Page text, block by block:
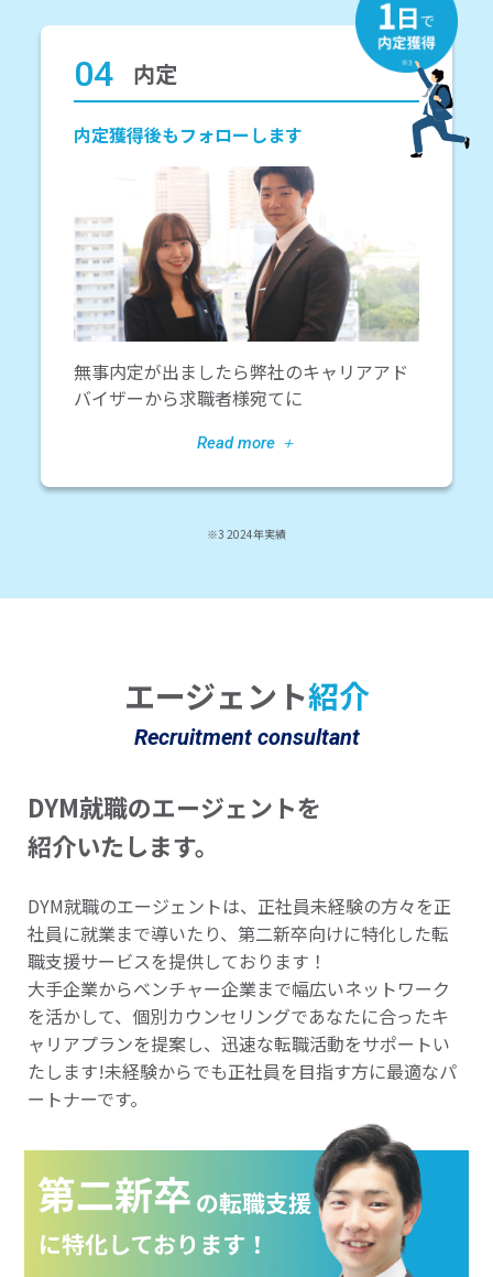
04 内定
内定獲得後もフォローします
無事内定が出ましたら弊社のキャリアアド
バイザーから求職者様宛てに
※3 2024年実績
エージェント紹介
Recruitment consultant
DYM就職のエージェントを
紹介いたします。
DYM就職のエージェントは、正社員未経験の方々を正
社員に就業まで導いたり、第二新卒向けに特化した転
職支援サービスを提供しております！
大手企業からベンチャー企業まで幅広いネットワーク
を活かして、個別カウンセリングであなたに合ったキ
ャリアプランを提案し、迅速な転職活動をサポートい
たします!未経験からでも正社員を目指す方に最適なパ
ートナーです。